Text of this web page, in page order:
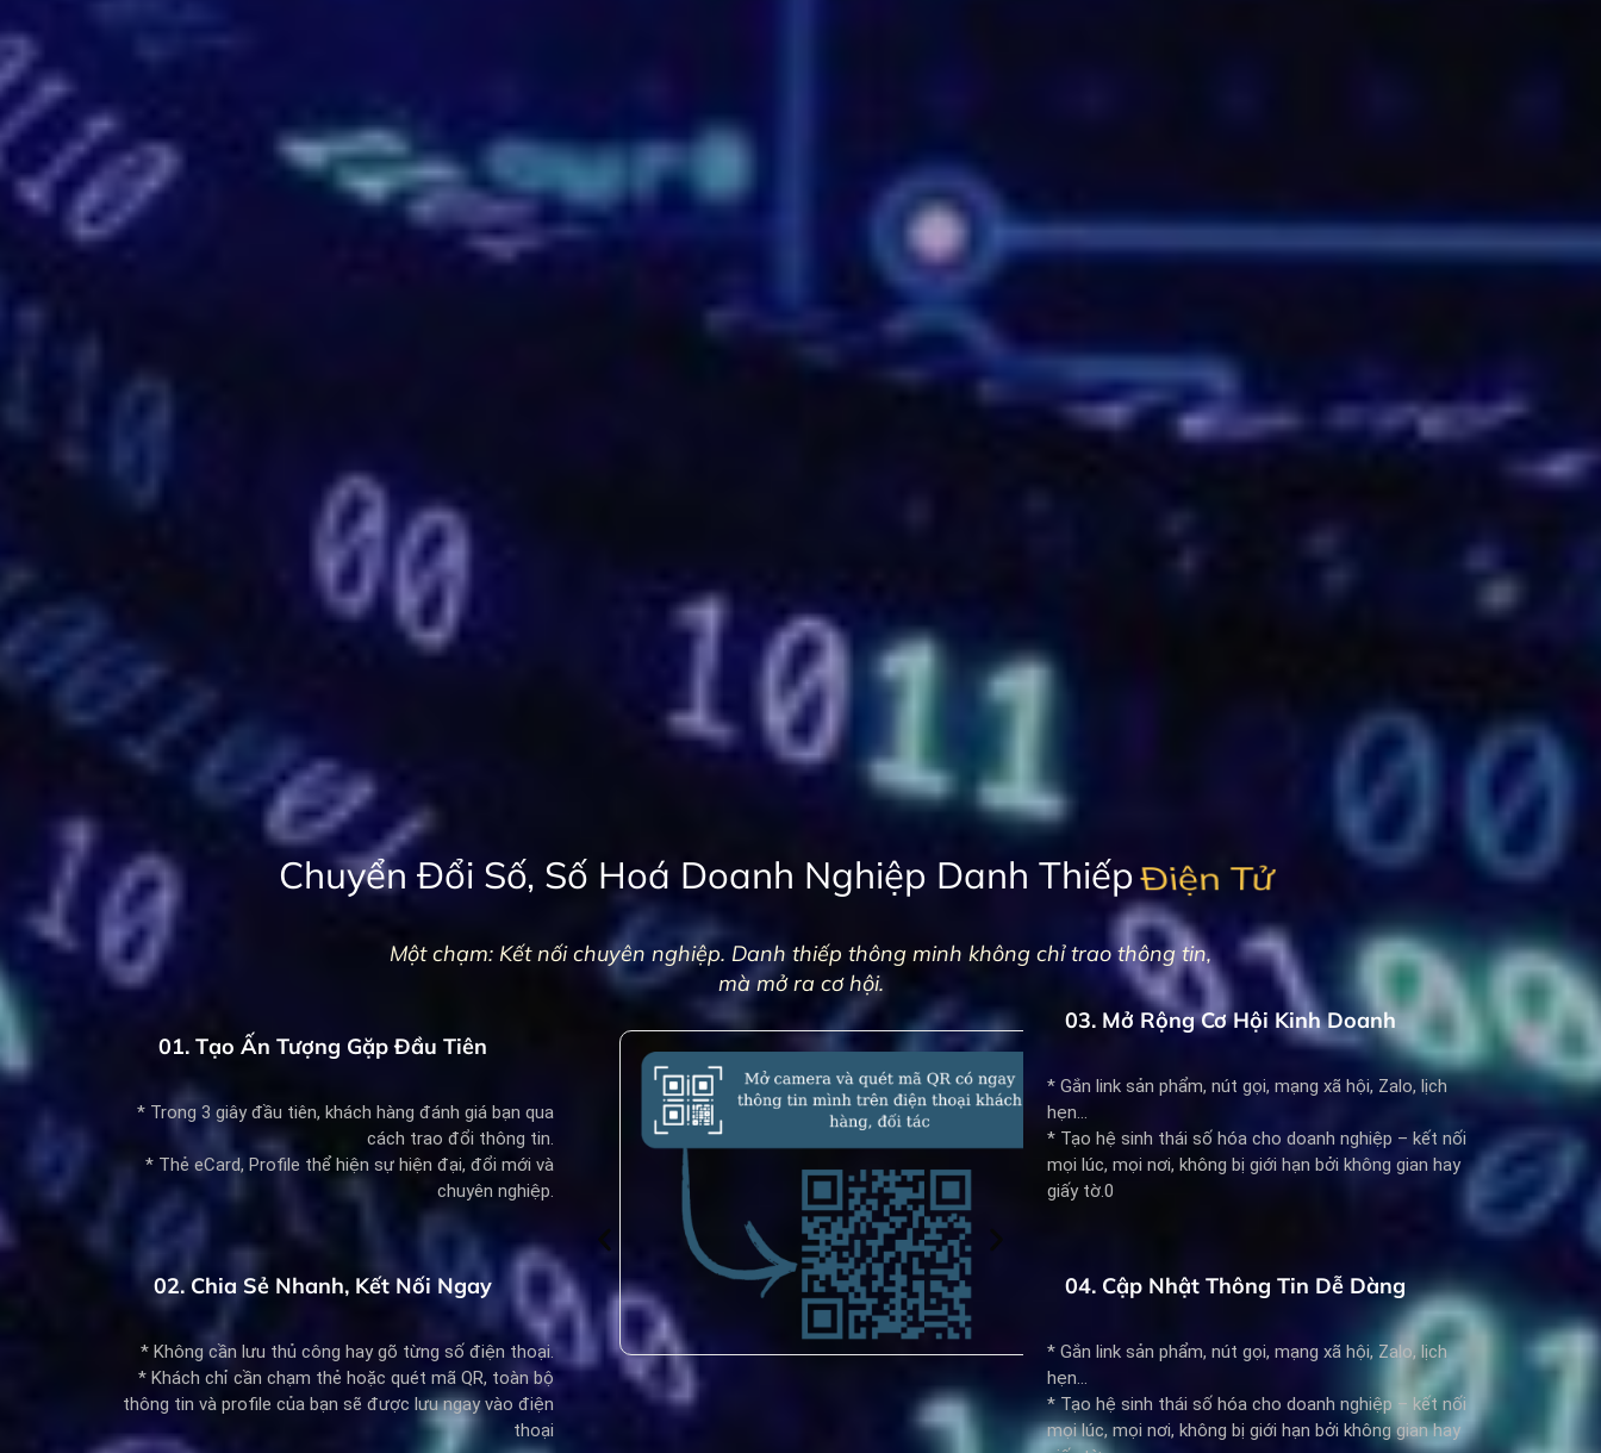
Chuyển Đổi Số, Số Hoá Doanh Nghiệp Danh Thiếp Thông Minh
Một chạm: Kết nối chuyên nghiệp. Danh thiếp thông minh không chỉ trao thông tin,
mà mở ra cơ hội.
01. Tạo Ấn Tượng Gặp Đầu Tiên
* Trong 3 giây đầu tiên, khách hàng đánh giá bạn qua
cách trao đổi thông tin.
* Thẻ eCard, Profile thể hiện sự hiện đại, đổi mới và
chuyên nghiệp.
02. Chia Sẻ Nhanh, Kết Nối Ngay
* Không cần lưu thủ công hay gõ từng số điện thoại.
* Khách chỉ cần chạm thẻ hoặc quét mã QR, toàn bộ
thông tin và profile của bạn sẽ được lưu ngay vào điện
thoại
03. Mở Rộng Cơ Hội Kinh Doanh
* Gắn link sản phẩm, nút gọi, mạng xã hội, Zalo, lịch
hẹn...
* Tạo hệ sinh thái số hóa cho doanh nghiệp – kết nối
mọi lúc, mọi nơi, không bị giới hạn bởi không gian hay
giấy tờ.0
04. Cập Nhật Thông Tin Dễ Dàng
* Gắn link sản phẩm, nút gọi, mạng xã hội, Zalo, lịch
hẹn...
* Tạo hệ sinh thái số hóa cho doanh nghiệp – kết nối
mọi lúc, mọi nơi, không bị giới hạn bởi không gian hay